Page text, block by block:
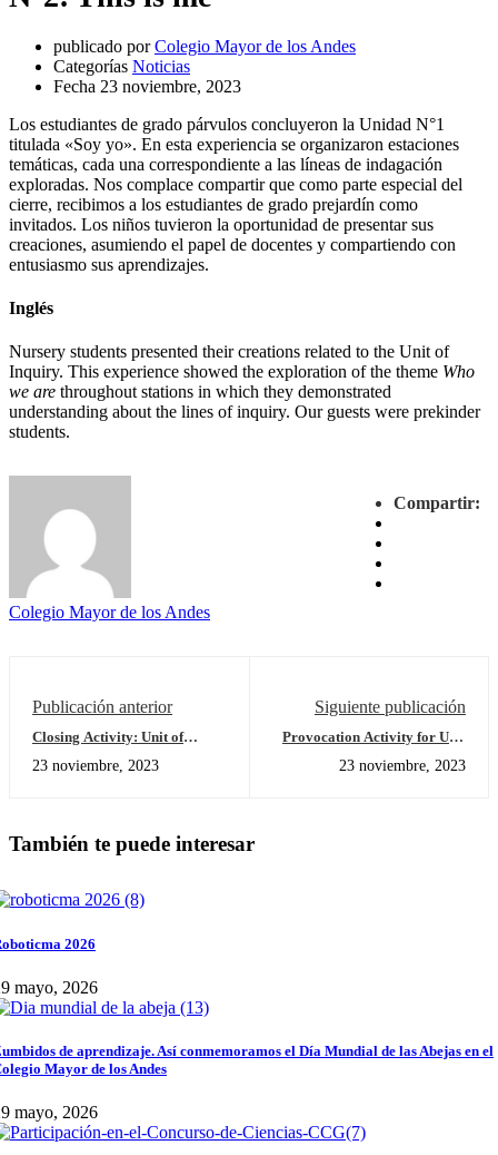
publicado por Colegio Mayor de los Andes
Categorías Noticias
Fecha 23 noviembre, 2023
Los estudiantes de grado párvulos concluyeron la Unidad N°1
titulada «Soy yo». En esta experiencia se organizaron estaciones
temáticas, cada una correspondiente a las líneas de indagación
exploradas. Nos complace compartir que como parte especial del
cierre, recibimos a los estudiantes de grado prejardín como
invitados. Los niños tuvieron la oportunidad de presentar sus
creaciones, asumiendo el papel de docentes y compartiendo con
entusiasmo sus aprendizajes.
Inglés
Nursery students presented their creations related to the Unit of
Inquiry. This experience showed the exploration of the theme Who
we are throughout stations in which they demonstrated
understanding about the lines of inquiry. Our guests were prekinder
students.
Compartir:
Colegio Mayor de los Andes
Publicación anterior
Closing Activity: Unit of
23 noviembre, 2023
Siguiente publicación
Provocation Activity for Unit
Nursery
23 noviembre, 2023
También te puede interesar
2026
mayo, 2026
de aprendizaje. Así conmemoramos el Día Mundial de las Abejas en el
Mayor de los Andes
mayo, 2026